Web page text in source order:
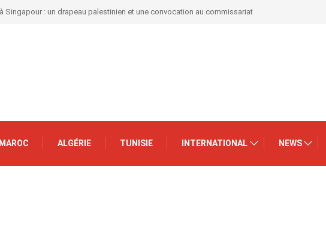
Singapour : un drapeau palestinien et une convocation au commissariat
MAROC ALGÉRIE TUNISIE INTERNATIONAL NEWS